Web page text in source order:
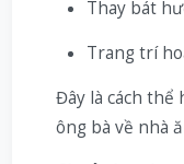
Thay bát
Trang trí
Đây là cách thể
ông bà về nhà